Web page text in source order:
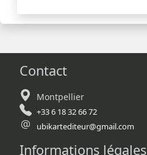
Contact
Montpellier
+33 6 18 32 66 72
ubikartediteur@gmail.com
Informations légales